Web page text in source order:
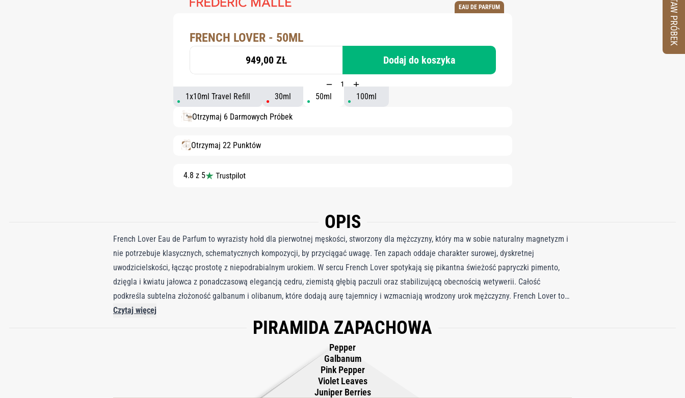
EAU DE PARFUM
FRENCH LOVER - 50ML
949,00 ZŁ Dodaj do koszyka
1x10ml Travel Refill 30ml 50ml 100ml
Otrzymaj 6 Darmowych Próbek
Otrzymaj 22 Punktów
4.8 z 5
OPIS
French Lover Eau de Parfum to wyrazisty hołd dla pierwotnej męskości, stworzony dla mężczyzny, który ma w sobie naturalny magnetyzm i
nie potrzebuje klasycznych, schematycznych kompozycji, by przyciągać uwagę. Ten zapach oddaje charakter surowej, dyskretnej
uwodzicielskości, łącząc prostotę z niepodrabialnym urokiem. W sercu French Lover spotykają się pikantna świeżość papryczki pimento,
dzięgla i kwiatu jałowca z ponadczasową elegancją cedru, ziemistą głębią paczuli oraz stabilizującą obecnością wetywerii. Całość
podkreśla subtelna złożoność galbanum i olibanum, które dodają aurę tajemnicy i wzmacniają wrodzony urok mężczyzny. French Lover to
coś więcej niż perfumy, to deklaracja autentycznego przyciągania, płynnie łącząca rustykalne akcenty z wyrafinowaniem i celebrująca
męskość w jej najbardziej prawdziwej odsłonie.
Czytaj więcej
PIRAMIDA ZAPACHOWA
Pepper
Galbanum
Pink Pepper
Violet Leaves
Juniper Berries
ZESTAW PRÓBEK